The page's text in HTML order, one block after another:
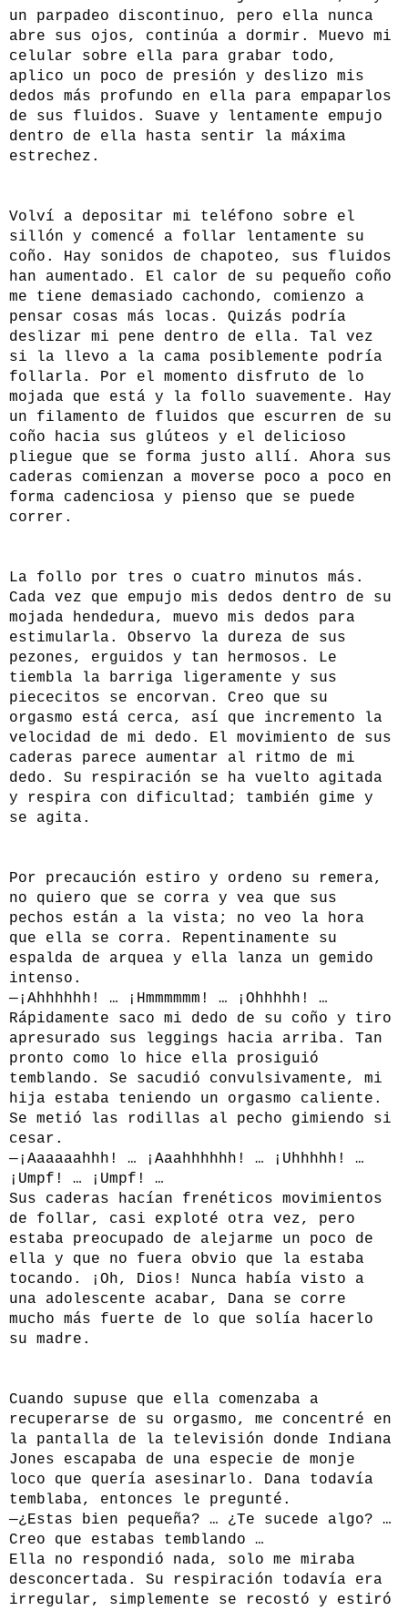
un parpadeo discontinuo, pero ella nunca
abre sus ojos, continúa a dormir. Muevo mi
celular sobre ella para grabar todo,
aplico un poco de presión y deslizo mis
dedos más profundo en ella para empaparlos
de sus fluidos. Suave y lentamente empujo
dentro de ella hasta sentir la máxima
estrechez.
Volví a depositar mi teléfono sobre el
sillón y comencé a follar lentamente su
coño. Hay sonidos de chapoteo, sus fluidos
han aumentado. El calor de su pequeño coño
me tiene demasiado cachondo, comienzo a
pensar cosas más locas. Quizás podría
deslizar mi pene dentro de ella. Tal vez
si la llevo a la cama posiblemente podría
follarla. Por el momento disfruto de lo
mojada que está y la follo suavemente. Hay
un filamento de fluidos que escurren de su
coño hacia sus glúteos y el delicioso
pliegue que se forma justo allí. Ahora sus
caderas comienzan a moverse poco a poco en
forma cadenciosa y pienso que se puede
correr.
La follo por tres o cuatro minutos más.
Cada vez que empujo mis dedos dentro de su
mojada hendedura, muevo mis dedos para
estimularla. Observo la dureza de sus
pezones, erguidos y tan hermosos. Le
tiembla la barriga ligeramente y sus
piececitos se encorvan. Creo que su
orgasmo está cerca, así que incremento la
velocidad de mi dedo. El movimiento de sus
caderas parece aumentar al ritmo de mi
dedo. Su respiración se ha vuelto agitada
y respira con dificultad; también gime y
se agita.
Por precaución estiro y ordeno su remera,
no quiero que se corra y vea que sus
pechos están a la vista; no veo la hora
que ella se corra. Repentinamente su
espalda de arquea y ella lanza un gemido
intenso.
—¡Ahhhhhh! … ¡Hmmmmmm! … ¡Ohhhhh! …
Rápidamente saco mi dedo de su coño y tiro
apresurado sus leggings hacia arriba. Tan
pronto como lo hice ella prosiguió
temblando. Se sacudió convulsivamente, mi
hija estaba teniendo un orgasmo caliente.
Se metió las rodillas al pecho gimiendo si
cesar.
—¡Aaaaaahhh! … ¡Aaahhhhhh! … ¡Uhhhhh! …
¡Umpf! … ¡Umpf! …
Sus caderas hacían frenéticos movimientos
de follar, casi exploté otra vez, pero
estaba preocupado de alejarme un poco de
ella y que no fuera obvio que la estaba
tocando. ¡Oh, Dios! Nunca había visto a
una adolescente acabar, Dana se corre
mucho más fuerte de lo que solía hacerlo
su madre.
Cuando supuse que ella comenzaba a
recuperarse de su orgasmo, me concentré en
la pantalla de la televisión donde Indiana
Jones escapaba de una especie de monje
loco que quería asesinarlo. Dana todavía
temblaba, entonces le pregunté.
—¿Estas bien pequeña? … ¿Te sucede algo? …
Creo que estabas temblando …
Ella no respondió nada, solo me miraba
desconcertada. Su respiración todavía era
irregular, simplemente se recostó y estiró